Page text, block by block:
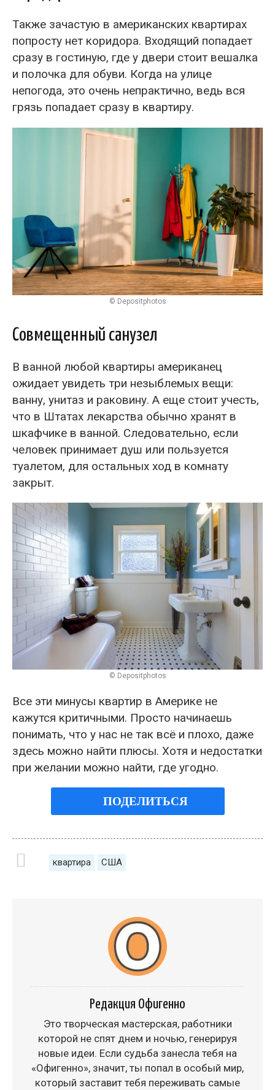
Также зачастую в американских квартирах
попросту нет коридора. Входящий попадает
сразу в гостиную, где у двери стоит вешалка
и полочка для обуви. Когда на улице
непогода, это очень непрактично, ведь вся
грязь попадает сразу в квартиру.
© Depositphotos
Совмещенный санузел
В ванной любой квартиры американец
ожидает увидеть три незыблемых вещи:
ванну, унитаз и раковину. А еще стоит учесть,
что в Штатах лекарства обычно хранят в
шкафчике в ванной. Следовательно, если
человек принимает душ или пользуется
туалетом, для остальных ход в комнату
закрыт.
© Depositphotos
Все эти минусы квартир в Америке не
кажутся критичными. Просто начинаешь
понимать, что у нас не так всё и плохо, даже
здесь можно найти плюсы. Хотя и недостатки
при желании можно найти, где угодно.
ПОДЕЛИТЬСЯ
квартира США
Редакция Офигенно
Это творческая мастерская, работники
которой не спят днем и ночью, генерируя
новые идеи. Если судьба занесла тебя на
«Офигенно», значит, ты попал в особый мир,
который заставит тебя переживать самые